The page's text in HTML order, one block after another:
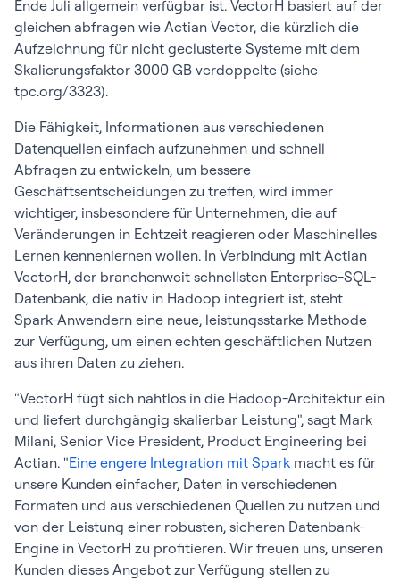
Ende Juli allgemein verfügbar ist. VectorH basiert auf der
gleichen abfragen wie Actian Vector, die kürzlich die
Aufzeichnung für nicht geclusterte Systeme mit dem
Skalierungsfaktor 3000 GB verdoppelte (siehe
tpc.org/3323).
Die Fähigkeit, Informationen aus verschiedenen
Datenquellen einfach aufzunehmen und schnell
Abfragen zu entwickeln, um bessere
Geschäftsentscheidungen zu treffen, wird immer
wichtiger, insbesondere für Unternehmen, die auf
Veränderungen in Echtzeit reagieren oder Maschinelles
Lernen kennenlernen wollen. In Verbindung mit Actian
VectorH, der branchenweit schnellsten Enterprise-SQL-
Datenbank, die nativ in Hadoop integriert ist, steht
Spark-Anwendern eine neue, leistungsstarke Methode
zur Verfügung, um einen echten geschäftlichen Nutzen
aus ihren Daten zu ziehen.
"VectorH fügt sich nahtlos in die Hadoop-Architektur ein
und liefert durchgängig skalierbar Leistung", sagt Mark
Milani, Senior Vice President, Product Engineering bei
Actian. "Eine engere Integration mit Spark macht es für
unsere Kunden einfacher, Daten in verschiedenen
Formaten und aus verschiedenen Quellen zu nutzen und
von der Leistung einer robusten, sicheren Datenbank-
Engine in VectorH zu profitieren. Wir freuen uns, unseren
Kunden dieses Angebot zur Verfügung stellen zu